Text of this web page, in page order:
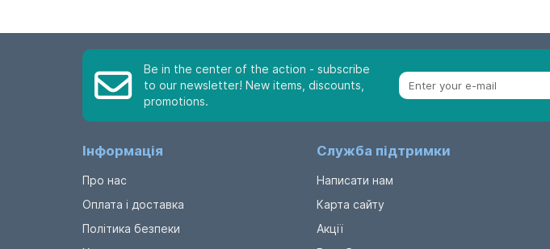
Be in the center of the action - subscribe
to our newsletter! New items, discounts,
promotions.
Інформація
Про нас
Оплата і доставка
Політика безпеки
Служба підтримки
Написати нам
Карта сайту
Акції